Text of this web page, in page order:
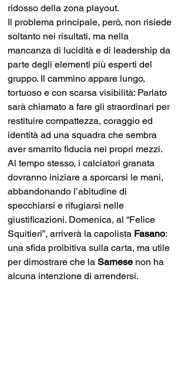
ridosso della zona playout.
Il problema principale, però, non risiede
soltanto nei risultati, ma nella
mancanza di lucidità e di leadership da
parte degli elementi più esperti del
gruppo. Il cammino appare lungo,
tortuoso e con scarsa visibilità: Parlato
sarà chiamato a fare gli straordinari per
restituire compattezza, coraggio ed
identità ad una squadra che sembra
aver smarrito fiducia nei propri mezzi.
Al tempo stesso, i calciatori granata
dovranno iniziare a sporcarsi le mani,
abbandonando l’abitudine di
specchiarsi e rifugiarsi nelle
giustificazioni. Domenica, al “Felice
Squitieri”, arriverà la capolista Fasano:
una sfida proibitiva sulla carta, ma utile
per dimostrare che la Sarnese non ha
alcuna intenzione di arrendersi.